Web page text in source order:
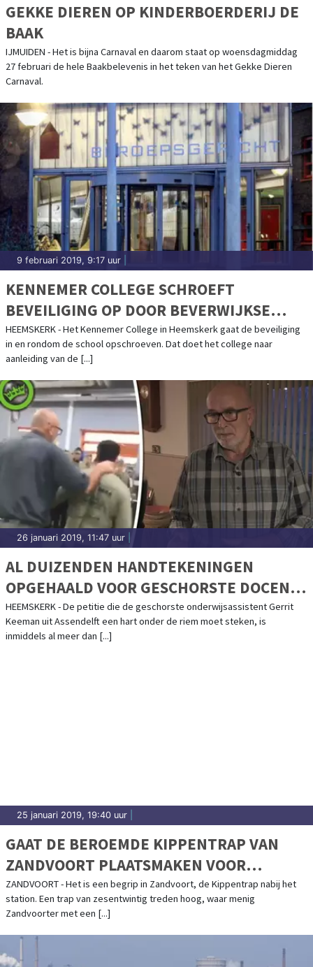
GEKKE DIEREN OP KINDERBOERDERIJ DE
BAAK
IJMUIDEN - Het is bijna Carnaval en daarom staat op woensdagmiddag
27 februari de hele Baakbelevenis in het teken van het Gekke Dieren
Carnaval.
9 februari 2019, 9:17 uur
KENNEMER COLLEGE SCHROEFT
BEVEILIGING OP DOOR BEVERWIJKSE
JEUGDBENDE
HEEMSKERK - Het Kennemer College in Heemskerk gaat de beveiliging
in en rondom de school opschroeven. Dat doet het college naar
aanleiding van de [...]
26 januari 2019, 11:47 uur
AL DUIZENDEN HANDTEKENINGEN
OPGEHAALD VOOR GESCHORSTE DOCENT
GERRIT
HEEMSKERK - De petitie die de geschorste onderwijsassistent Gerrit
Keeman uit Assendelft een hart onder de riem moet steken, is
inmiddels al meer dan [...]
25 januari 2019, 19:40 uur
GAAT DE BEROEMDE KIPPENTRAP VAN
ZANDVOORT PLAATSMAKEN VOOR
WONINGBOUW?
ZANDVOORT - Het is een begrip in Zandvoort, de Kippentrap nabij het
station. Een trap van zesentwintig treden hoog, waar menig
Zandvoorter met een [...]